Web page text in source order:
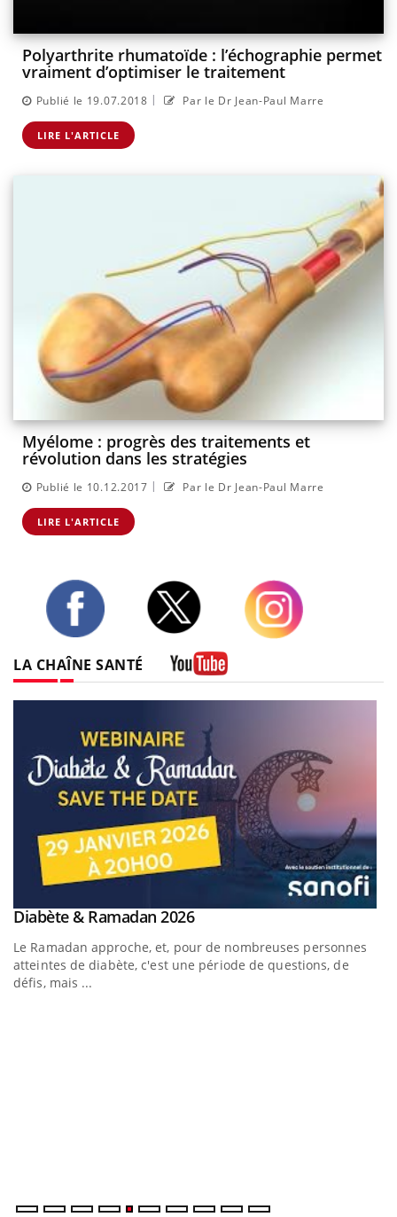
Polyarthrite rhumatoïde : l’échographie permet
vraiment d’optimiser le traitement
Publié le 19.07.2018 | Par le Dr Jean-Paul Marre
LIRE L'ARTICLE
Myélome : progrès des traitements et
révolution dans les stratégies
Publié le 10.12.2017 | Par le Dr Jean-Paul Marre
LIRE L'ARTICLE
LA CHAÎNE SANTÉ